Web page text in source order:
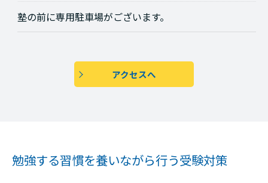
塾の前に専用駐車場がございます。
アクセスへ
勉強する習慣を養いながら行う受験対策